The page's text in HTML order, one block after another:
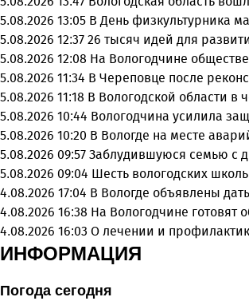
5.08.2026 13:05 В День физкультурника
5.08.2026 12:37 26 тысяч идей для
5.08.2026 12:08 На Вологодчине
5.08.2026 11:34 В Череповце после
5.08.2026 11:18 В Вологодской области в
5.08.2026 10:44 Вологодчина усилила
5.08.2026 10:20 В Вологде на месте
5.08.2026 09:57 Заблудившуюся семью с
5.08.2026 09:04 Шесть вологодских
4.08.2026 17:04 В Вологде объявлены
4.08.2026 16:38 На Вологодчине
4.08.2026 16:03 О лечении и
ИНФОРМАЦИЯ
Погода сегодня